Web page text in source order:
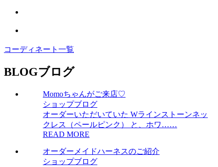
コーディネート一覧
BLOGブログ
Momoちゃんがご来店♡
ショップブログ
オーダーいただいていた Wラインストーンネッ
クレス（ペールピンク） と、ホワ……
READ MORE
オーダーメイドハーネスのご紹介
ショップブログ